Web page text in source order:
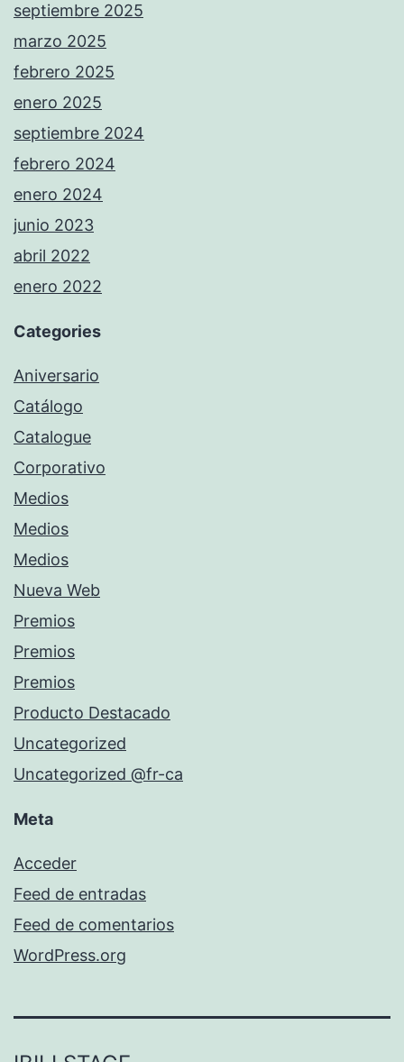
septiembre 2025
marzo 2025
febrero 2025
enero 2025
septiembre 2024
febrero 2024
enero 2024
junio 2023
abril 2022
enero 2022
Categories
Aniversario
Catálogo
Catalogue
Corporativo
Medios
Medios
Medios
Nueva Web
Premios
Premios
Premios
Producto Destacado
Uncategorized
Uncategorized @fr-ca
Meta
Acceder
Feed de entradas
Feed de comentarios
WordPress.org